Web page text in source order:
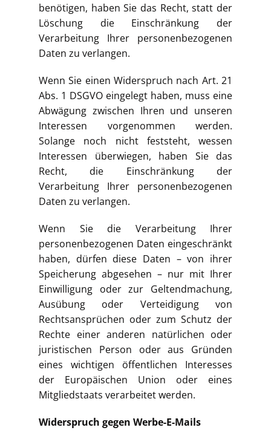
benötigen, haben Sie das Recht, statt der
Löschung die Einschränkung der
Verarbeitung Ihrer personenbezogenen
Daten zu verlangen.
Wenn Sie einen Widerspruch nach Art. 21
Abs. 1 DSGVO eingelegt haben, muss eine
Abwägung zwischen Ihren und unseren
Interessen vorgenommen werden.
Solange noch nicht feststeht, wessen
Interessen überwiegen, haben Sie das
Recht, die Einschränkung der
Verarbeitung Ihrer personenbezogenen
Daten zu verlangen.
Wenn Sie die Verarbeitung Ihrer
personenbezogenen Daten eingeschränkt
haben, dürfen diese Daten – von ihrer
Speicherung abgesehen – nur mit Ihrer
Einwilligung oder zur Geltendmachung,
Ausübung oder Verteidigung von
Rechtsansprüchen oder zum Schutz der
Rechte einer anderen natürlichen oder
juristischen Person oder aus Gründen
eines wichtigen öffentlichen Interesses
der Europäischen Union oder eines
Mitgliedstaats verarbeitet werden.
Widerspruch gegen Werbe-E-Mails